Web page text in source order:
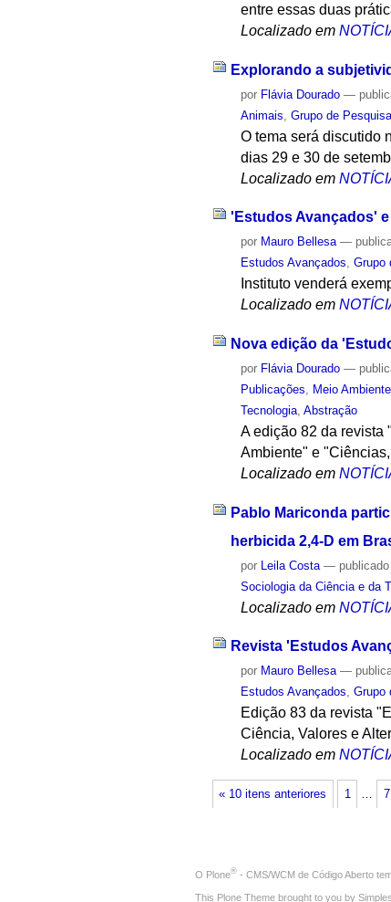
entre essas duas
Localizado em
Explorando a
por Flávia Dourado —
Animais ,Grupo de
O tema será discutido
dias 29 e 30 de
Localizado em
'Estudos Avançados'
por Mauro Bellesa —
Estudos Avançados,Grupo
Instituto venderá
Localizado em
Nova edição da
por Flávia Dourado —
Publicações
Meio Ambiente
Tecnologia ,Abstração
A edição 82 da
Ambiente" e
Localizado em
Pablo Mariconda
herbicida 2,4-D em
por Leila Costa — publicado
Sociologia da Ciência e da
Localizado em
Revista 'Estudos
por Mauro Bellesa —
Estudos Avançados,Grupo
Edição 83 da revista
Ciência, Valores e
Localizado em
« 10 itens anteriores 1 7
O Plone® - CMS/WCM de Código Aberto
This Plone Theme brought to you by